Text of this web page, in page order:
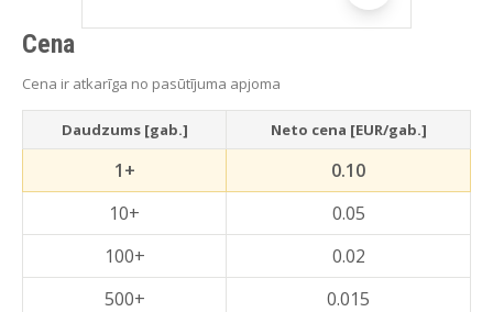
Cena
Cena ir atkarīga no pasūtījuma apjoma
Daudzums [gab.] Neto cena [EUR/gab.]
1+
0.10
10+
0.05
100+
0.02
500+
0.015